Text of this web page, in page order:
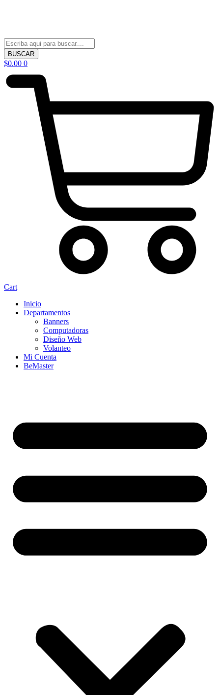
BUSCAR
$0.00 0
Cart
Inicio
Departamentos
Banners
Computadoras
Diseño Web
Volanteo
Mi Cuenta
BeMaster